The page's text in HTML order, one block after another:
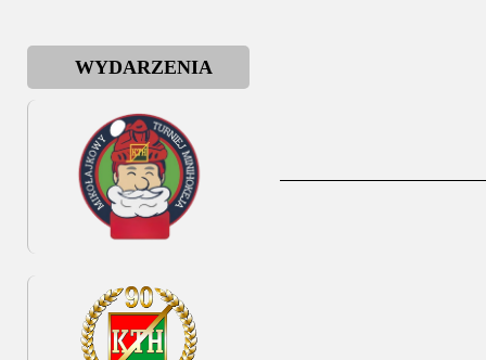
WYDARZENIA